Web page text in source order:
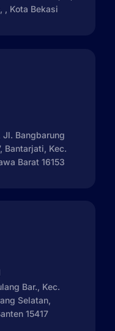
, Kota Bekasi
Jl. Bangbarung
Bantarjati, Kec.
Barat 16153
Bar., Kec.
Selatan,
15417